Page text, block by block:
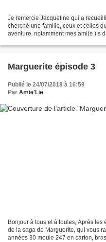
Je remercie Jacqueline qui a
cherché une famille, ceux et celles
aventure, notamment mes ami(e ) s
Marguerite épisode 3
Publié le 24/07/2018 à 16:59
Par Amie'Lie
Bonjour à tous et à toutes, Aprés
de la saga de Marguerite, qui vous
années 30 moule 247 en carton,